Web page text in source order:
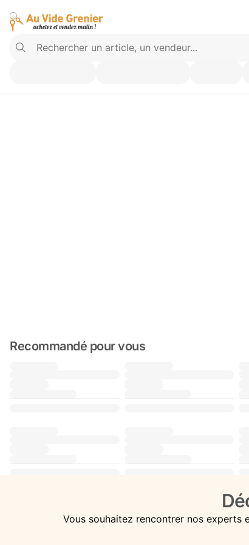
Recommandé pour vous
Vous souhaitez rencontrer nos experts